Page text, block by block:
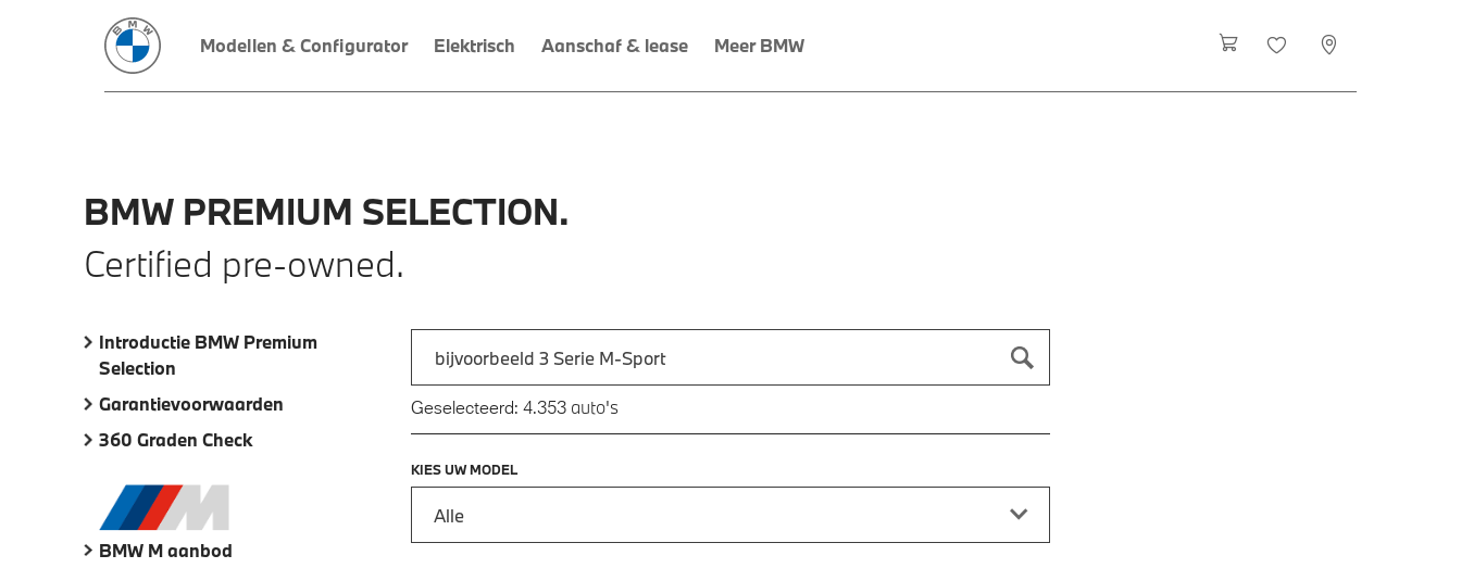
Modellen & Configurator Elektrisch Aanschaf & lease Meer BMW
BMW PREMIUM SELECTION.
Certified pre-owned.
Introductie BMW Premium
Selection
Garantievoorwaarden
360 Graden Check
BMW M aanbod
Typ een automodel in en druk op enter om te zoeken
Geselecteerd: 4.353 auto's
KIES UW MODEL